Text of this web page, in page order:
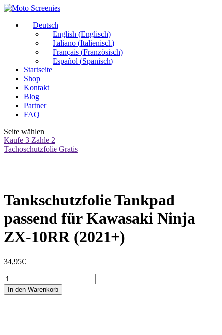
Deutsch
English (Englisch)
Italiano (Italienisch)
Français (Französisch)
Español (Spanisch)
Startseite
Shop
Kontakt
Blog
Partner
FAQ
Seite wählen
Kaufe 3 Zahle 2
Tachoschutzfolie Gratis
Tankschutzfolie Tankpad
passend für Kawasaki Ninja
ZX-10RR (2021+)
34,95€
Tankschutzfolie
Tankpad
passend
In den Warenkorb